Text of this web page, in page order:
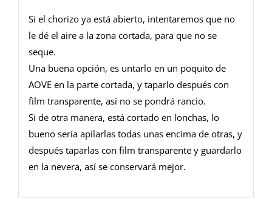
Si el chorizo ya está abierto, intentaremos que no
le dé el aire a la zona cortada, para que no se
seque.
Una buena opción, es untarlo en un poquito de
AOVE en la parte cortada, y taparlo después con
film transparente, así no se pondrá rancio.
Si de otra manera, está cortado en lonchas, lo
bueno sería apilarlas todas unas encima de otras, y
después taparlas con film transparente y guardarlo
en la nevera, así se conservará mejor.